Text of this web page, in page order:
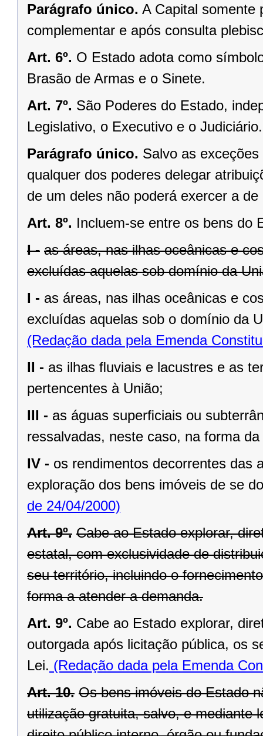
Parágrafo único. A Capital somente
complementar e após consulta
Art. 6º. O Estado adota como
Brasão de Armas e o Sinete.
Art. 7º. São Poderes do Estado,
Legislativo, o Executivo e o Judiciário.
Parágrafo único. Salvo as
qualquer dos poderes delegar
de um deles não poderá exercer a de
Art. 8º. Incluem-se entre os bens do
I - as áreas, nas ilhas oceânicas e
excluídas aquelas sob domínio da
I - as áreas, nas ilhas oceânicas e
excluídas aquelas sob o domínio da
(Redação dada pela Emenda
II - as ilhas ﬂuviais e lacustres e as
pertencentes à União;
III - as águas superﬁciais ou
ressalvadas, neste caso, na forma
IV - os rendimentos decorrentes das
exploração dos bens imóveis de se
de 24/04/2000)
Art. 9º. Cabe ao Estado explorar,
estatal, com exclusividade de
seu território, incluindo o
forma a atender a demanda.
Art. 9º. Cabe ao Estado explorar,
outorgada após licitação pública, os
Lei. (Redação dada pela Emenda
Art. 10. Os bens imóveis do Estado
utilização gratuita, salvo, e mediante